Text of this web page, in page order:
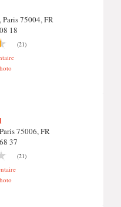
75004, FR
18
(21)
75006, FR
37
(21)